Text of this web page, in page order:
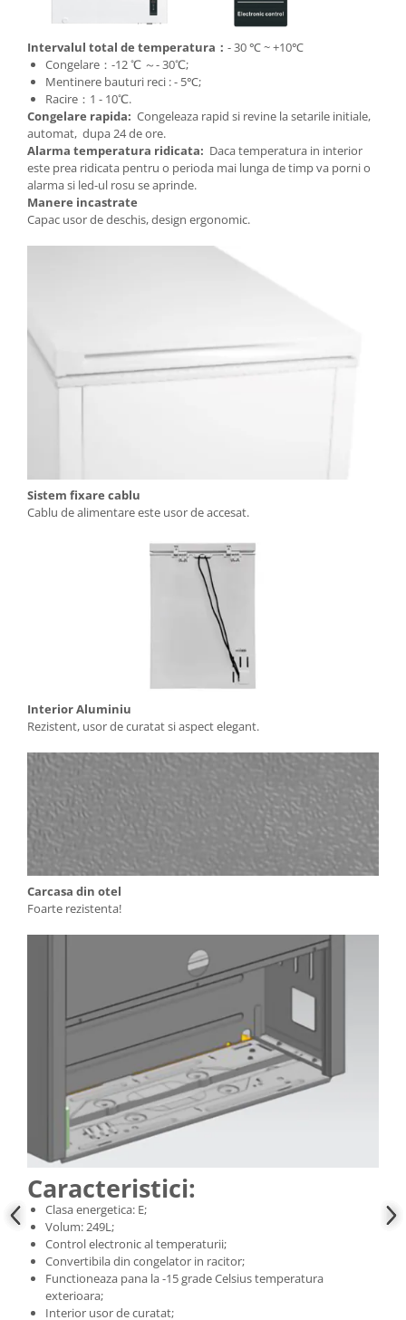
Intervalul total de temperatura： - 30 ℃ ~ +10℃
Congelare：-12 ℃ ～- 30℃;
Mentinere bauturi reci : - 5℃;
Racire：1 - 10℃.
Congelare rapida: Congeleaza rapid si revine la setarile initiale,
automat, dupa 24 de ore.
Alarma temperatura ridicata: Daca temperatura in interior
este prea ridicata pentru o perioda mai lunga de timp va porni o
alarma si led-ul rosu se aprinde.
Manere incastrate
Capac usor de deschis, design ergonomic.
Sistem fixare cablu
Cablu de alimentare este usor de accesat.
Interior Aluminiu
Rezistent, usor de curatat si aspect elegant.
Carcasa din otel
Foarte rezistenta!
Caracteristici:
Clasa energetica: E;
Volum: 249L;
Control electronic al temperaturii;
Convertibila din congelator in racitor;
Functioneaza pana la -15 grade Celsius temperatura
exterioara;
Interior usor de curatat;